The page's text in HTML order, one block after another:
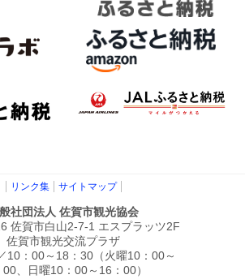
リンク集 サイトマップ
社団法人 佐賀市観光協会
佐賀市白山2-7-1 エスプラッツ2F
佐賀市観光交流プラザ
10：00～18：30（火曜10：00～
00、日曜10：00～16：00）